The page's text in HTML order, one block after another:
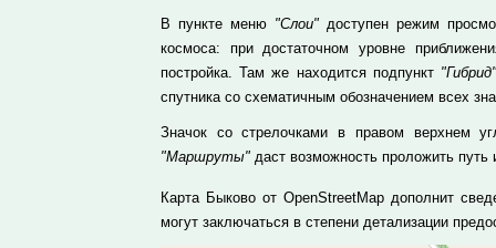
В пункте меню "Слои"доступен режим
космоса: при достаточном уровне
постройка. Там же находится подпункт
спутника со схематичным обозначением всех
Значок со стрелочками в правом верхнем
"Маршруты" даст возможность проложить путь
Карта Быково от OpenStreetMap дополнит
могут заключаться в степени детализации